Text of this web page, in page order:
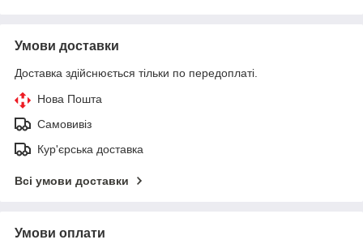
Умови доставки
Доставка здійснюється тільки по передоплаті.
Нова Пошта
Самовивіз
Кур'єрська доставка
Всі умови доставки
Умови оплати